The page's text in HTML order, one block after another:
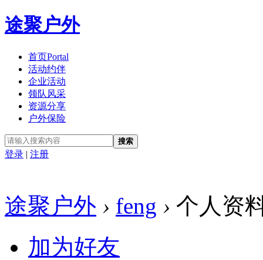
途聚户外
首页Portal
活动约伴
企业活动
领队风采
资源分享
户外保险
搜索
登录 | 注册
途聚户外 › feng › 个人资
加为好友